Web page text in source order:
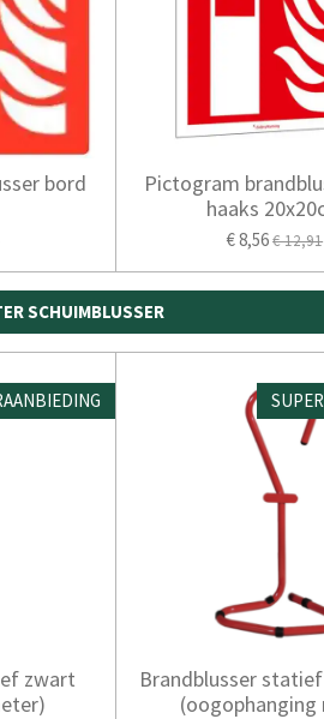
bord
Pictogram
haaks
€ 8,56€ 12,91
SCHUIMBLUSSER
zwart
Brandblusser
(oogophanging